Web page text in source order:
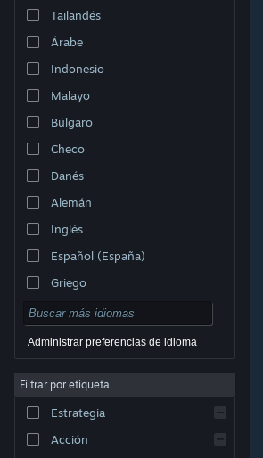
Ver versión clásica
© Valve Corporation. Todos los derechos reservados.
Todas las marcas registradas pertenecen a sus
de Privacidad|Información legal
Acuerdo de Suscriptor a Steam
Cookies
Tailandés
Árabe
Indonesio
Malayo
Búlgaro
Checo
Danés
Alemán
Inglés
Español (España)
Griego
Administrar preferencias de idioma
Filtrar por etiqueta
Estrategia
Acción